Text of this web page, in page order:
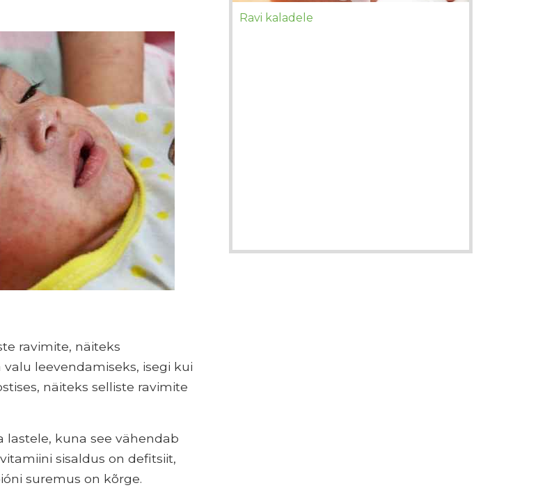
ravimite, näiteks
leevendamiseks, isegi kui
näiteks selliste ravimite
kuna see vähendab
sisaldus on defitsiit,
suremus on kõrge.
Ravi kaladele